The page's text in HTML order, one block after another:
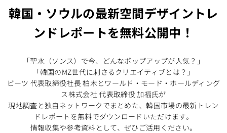
韓国・ソウルの最新空間デザイントレ
ンドレポートを無料公開中！
「聖水（ソンス）で今、どんなポップアップが人気？」
「韓国のMZ世代に刺さるクリエイティブとは？」
ビーツ 代表取締役社長 柏木とワールド・モード・ホールディング
ス株式会社 代表取締役 加福氏が
現地調査と独自ネットワークでまとめた、韓国市場の最新トレン
ドレポートを無料でダウンロードいただけます。
情報収集や参考資料として、ぜひご活用ください。